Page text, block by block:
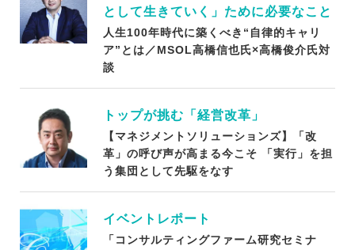
として生きていく」ために必要なこと
人生100年時代に築くべき“自律的キャリ
ア”とは／MSOL高橋信也氏×高橋俊介氏対
談
トップが挑む「経営改革」
【マネジメントソリューションズ】「改
革」の呼び声が高まる今こそ 「実行」を担
う集団として先駆をなす
イベントレポート
「コンサルティングファーム研究セミナ